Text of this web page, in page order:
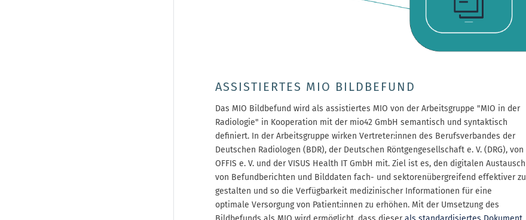
ASSISTIERTES MIO BILDBEFUND
Das MIO Bildbefund wird als assistiertes MIO von der Arbeitsgruppe "MIO in der
Radiologie" in Kooperation mit der mio42 GmbH semantisch und syntaktisch
definiert. In der Arbeitsgruppe wirken Vertreter:innen des Berufsverbandes der
Deutschen Radiologen (BDR), der Deutschen Röntgengesellschaft e. V. (DRG), von
OFFIS e. V. und der VISUS Health IT GmbH mit. Ziel ist es, den digitalen Austausch
von Befundberichten und Bilddaten fach- und sektorenübergreifend effektiver zu
gestalten und so die Verfügbarkeit medizinischer Informationen für eine
optimale Versorgung von Patient:innen zu erhöhen. Mit der Umsetzung des